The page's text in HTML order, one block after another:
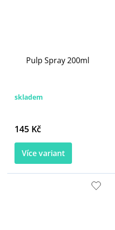
Pulp Spray 200ml
skladem
145 Kč
Více variant